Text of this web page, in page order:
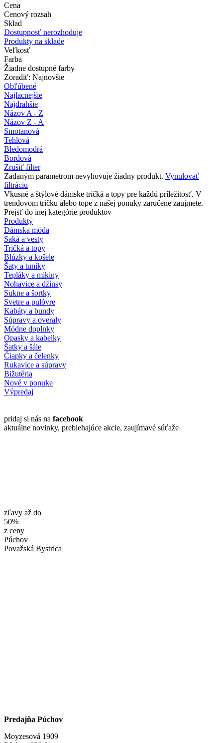
Cena
Cenový rozsah
Sklad
Dostupnosť nerozhoduje
Produkty na sklade
Veľkosť
Farba
Žiadne dostupné farby
Zoradiť: Najnovšie
Obľúbené
Najlacnejšie
Najdrahšie
Názov A - Z
Názov Z - A
Smotanová
Tehlová
Bledomodrá
Bordová
Zrušiť filter
Zadaným parametrom nevyhovuje žiadny produkt. Vynulovať
filtráciu
Vkusné a štýlové dámske tričká a topy pre každú príležitosť. V
trendovom tričku alebo tope z našej ponuky zaručene zaujmete.
Prejsť do inej kategórie produktov
Produkty
Dámska móda
Saká a vesty
Tričká a topy
Blúzky a košele
Šaty a tuniky
Tepláky a mikiny
Nohavice a džínsy
Sukne a šortky
Svetre a pulóvre
Kabáty a bundy
Súpravy a overaly
Módne doplnky
Opasky a kabelky
Šatky a šále
Čiapky a čelenky
Rukavice a súpravy
Bižutéria
Nové v ponuke
Výpredaj
pridaj si nás na facebook
aktuálne novinky, prebiehajúce akcie, zaujímavé súťaže
zľavy až do
50%
z ceny
Púchov
Považská Bystrica
Predajňa Púchov
Moyzesová 1909